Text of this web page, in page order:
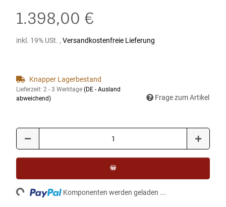
1.398,00 €
inkl. 19% USt. , Versandkostenfreie Lieferung
Knapper Lagerbestand
Lieferzeit: 2 - 3 Werktage (DE - Ausland
abweichend)
Frage zum Artikel
Komponenten werden geladen ...